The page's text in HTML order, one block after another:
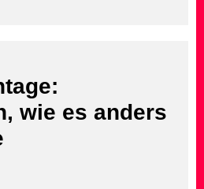
wie es anders